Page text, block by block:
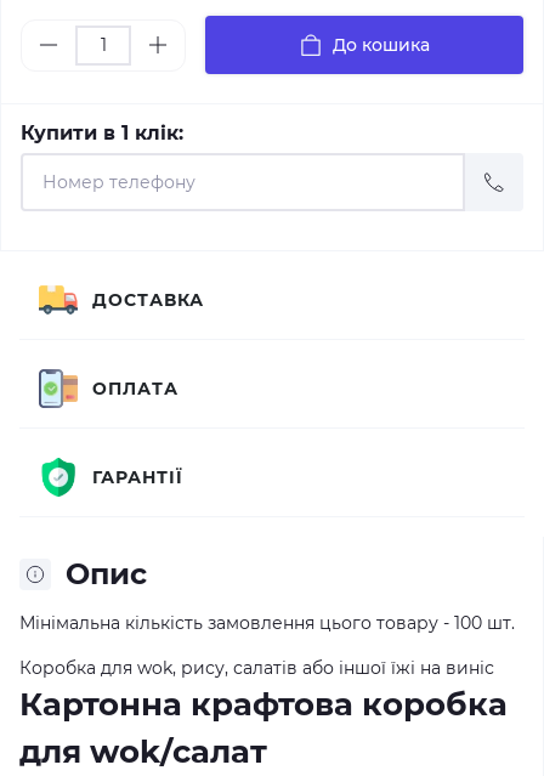
До кошика
Купити в 1 клік:
Опис
Мінімальна кількість замовлення цього товару - 100 шт.
Коробка для wok, рису, салатів або іншої їжі на виніс
Картонна крафтова коробка
для wok/салат
ДОСТАВКА
ОПЛАТА
ГАРАНТІЇ